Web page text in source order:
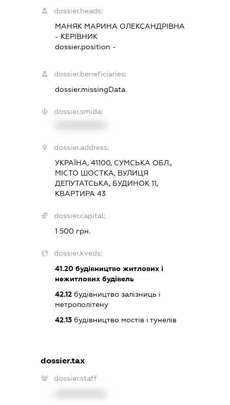
dossier.heads:
МАНЯК МАРИНА ОЛЕКСАНДРІВНА
- КЕРІВНИК
dossier.position -
dossier.beneficiaries:
dossier.missingData
dossier.smida:
dossier.address:
УКРАЇНА, 41100, СУМСЬКА ОБЛ.,
МІСТО ШОСТКА, ВУЛИЦЯ
ДЕПУТАТСЬКА, БУДИНОК 11,
КВАРТИРА 43
dossier.capital:
1 500 грн.
dossier.kveds:
41.20 будівництво житлових і
нежитлових будівель
42.12 будівництво залізниць і
метрополітену
42.13 будівництво мостів і тунелів
dossier.tax
dossier.staff